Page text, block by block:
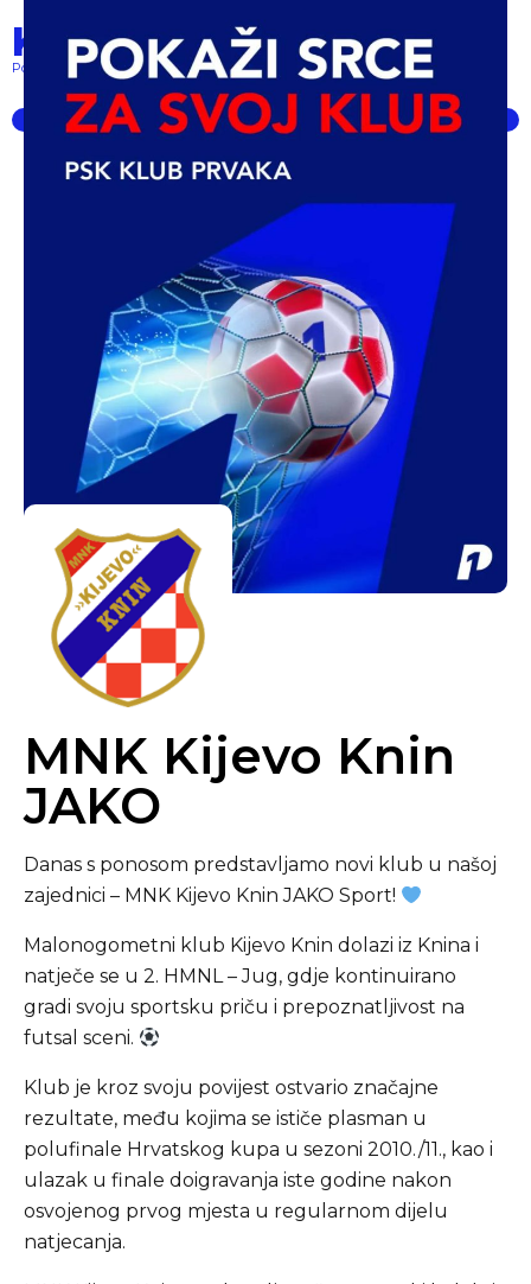
Klub prvaka
Pokret lokalnih klubova... powered by PSK
MNK Kijevo Knin
JAKO
Danas s ponosom predstavljamo novi klub u našoj
zajednici – MNK Kijevo Knin JAKO Sport!
Malonogometni klub Kijevo Knin dolazi iz Knina i
natječe se u 2. HMNL – Jug, gdje kontinuirano
gradi svoju sportsku priču i prepoznatljivost na
futsal sceni.
Klub je kroz svoju povijest ostvario značajne
rezultate, među kojima se ističe plasman u
polufinale Hrvatskog kupa u sezoni 2010./11., kao i
ulazak u finale doigravanja iste godine nakon
osvojenog prvog mjesta u regularnom dijelu
natjecanja.